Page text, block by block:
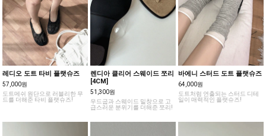
레디오 도트 타비 플랫슈즈
57,000원
도트메쉬 원단으로 러블리한 무
드를 더해준 타비 플랫슈즈!
렌디아 클리어 스웨이드 쪼리
[4CM]
51,300원
우드굽과 스웨이드 밑창으로 고
급스러운 분위기를 더해준 쪼리!
바에니 스터드 도트 플랫슈즈
64,000원
도트처럼 연출되는 스터드 디테
일이 매력적인 플랫슈즈!